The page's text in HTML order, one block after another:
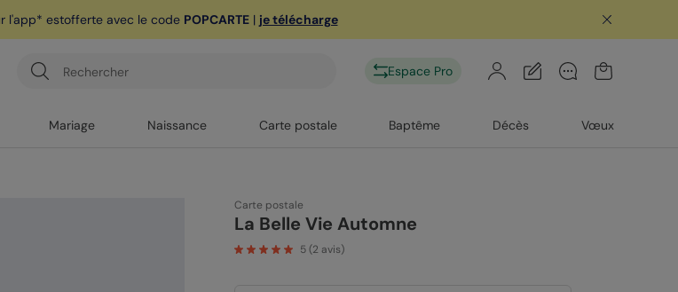
l'app* estofferte avec le code POPCARTE| je télécharge
Espace Pro
Mariage Naissance Carte postale Baptême Décès Vœux
Carte postale
La Belle Vie Automne
5(2 avis)